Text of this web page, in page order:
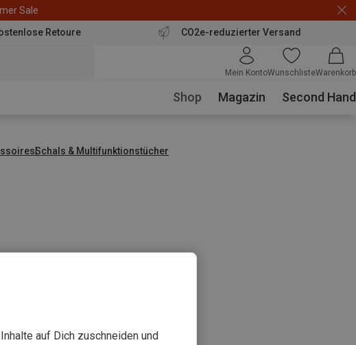
Sale
Retoure CO2e-reduzierter Versand
Mein KontoWunschlisteWarenkorb
Shop Magazin Second Hand
Schals & Multifunktionstücher
auf Dich zuschneiden und